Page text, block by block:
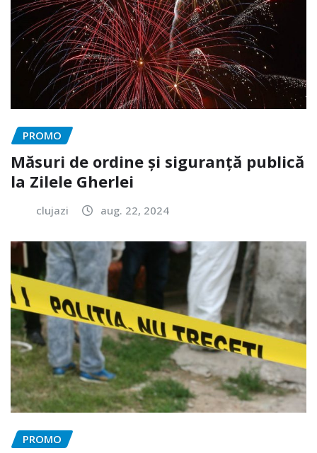
PROMO
Măsuri de ordine și siguranță publică
la Zilele Gherlei
clujazi aug. 22, 2024
PROMO